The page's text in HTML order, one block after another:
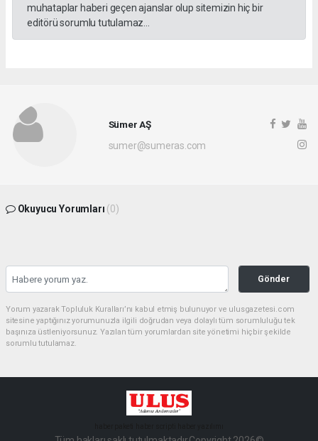
muhataplar haberi geçen ajanslar olup sitemizin hiç bir
editörü sorumlu tutulamaz...
Sümer AŞ
sumer@sumeras.com
Okuyucu Yorumları (0)
Gönder
Yorum yazarak Topluluk Kuralları’nı kabul etmiş bulunuyor ve ulusgazetesi.com
sitesine yaptığınız yorumunuzla ilgili doğrudan veya dolaylı tüm sorumluluğu tek
başınıza üstleniyorsunuz. Yazılan tüm yorumlardan site yönetimi hiçbir şekilde
sorumlu tutulamaz.